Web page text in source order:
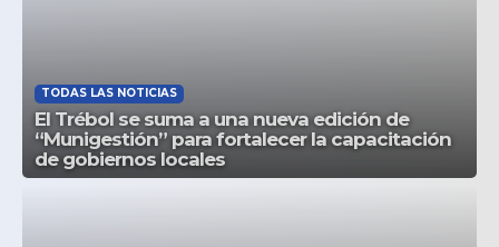
TODAS LAS NOTICIAS
El Trébol se suma a una nueva edición de
“Munigestión” para fortalecer la capacitación
de gobiernos locales